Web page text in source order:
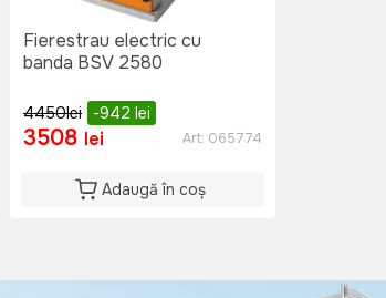
Fierestrau electric cu
banda BSV 2580
4450lei -942 lei
3508 lei Art: 065774
Adaugă în coș